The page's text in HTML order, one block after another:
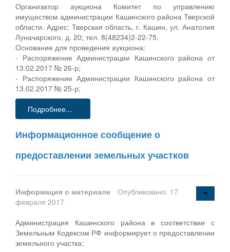
Организатор аукциона Комитет по управлению
имуществом администрации Кашинского района Тверской
области. Адрес: Тверская область, г. Кашин, ул. Анатолия
Луначарского, д. 20; тел. 8(48234)2-22-75.
Основание для проведения аукциона:
- Распоряжение Администрации Кашинского района от
13.02.2017 № 26-р;
- Распоряжение Администрации Кашинского района от
13.02.2017 № 25-р;
Подробнее...
Информационное сообщение о
предоставлении земельных участков
Информация о материале
Опубликовано: 17
февраля 2017
Администрация Кашинского района в соответствии с
Земельным Кодексом РФ информирует о предоставлении
земельного участка: